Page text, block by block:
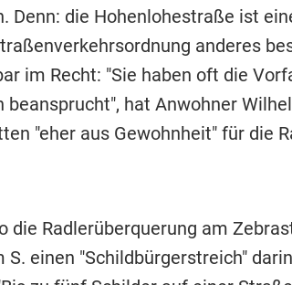
Denn: die Hohenlohestraße ist
anderes
im Recht: "Sie haben oft die
beansprucht", hat Anwohner
"eher aus Gewohnheit" für die
die Radlerüberquerung am
S. einen "Schildbürgerstreich"